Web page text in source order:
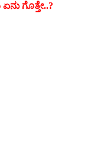
ಗೊತ್ತೇ..?